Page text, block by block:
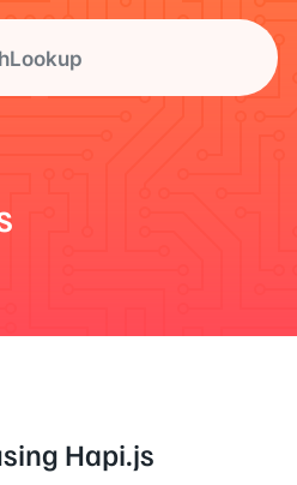
Hapi.js